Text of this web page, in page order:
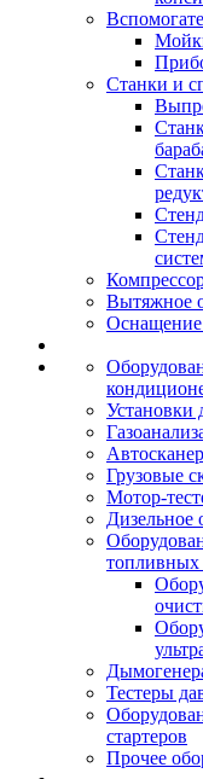
Станки и
Вытяжное
Оснащение
Установки
Грузовые
Мотор-
Дизельное
топливных
Тестеры
стартеров
Прочее